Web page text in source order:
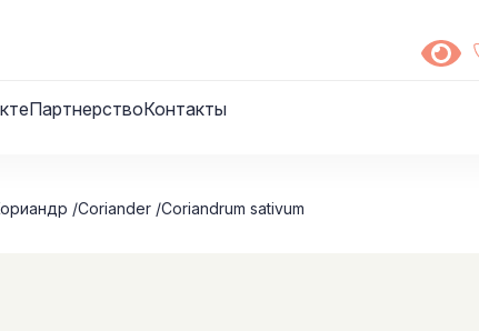
ПартнерствоКонтакты
/Coriander /Coriandrum sativum